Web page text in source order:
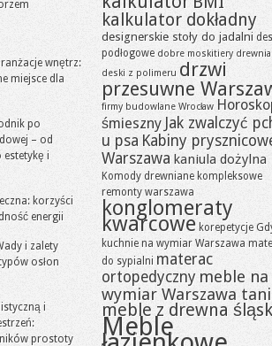
wnętrz:
miejsce dla
po
– od
i
korzyści
energii
i zalety
osłon
i
prostoty
kalkulator dokładny
designerskie stoły do jadalni
podłogowe dobre moskitiery
deski z polimeru drzwi
przesuwne
firmy budowlane Wrocław
śmieszny Jak zwalczyć
u psa Kabiny
Warszawa kaniula dożylna
Komody drewniane kompleksowe
remonty warszawa
konglomeraty
kwarcowe korepetycje
kuchnie na wymiar Warszawa
do sypialni materac
ortopedyczny meble na
wymiar Warszawa
meble z drewna
Meble